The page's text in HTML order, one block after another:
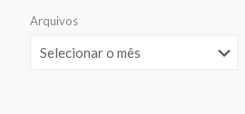
Arquivos